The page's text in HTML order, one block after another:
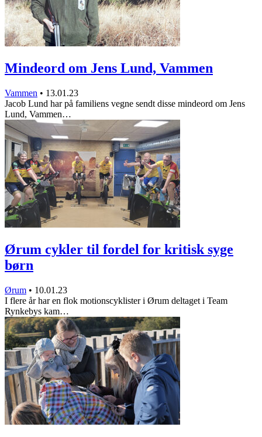
Mindeord om Jens Lund, Vammen
Vammen • 13.01.23
Jacob Lund har på familiens vegne sendt disse mindeord om Jens
Lund, Vammen…
Ørum cykler til fordel for kritisk syge
børn
Ørum • 10.01.23
I flere år har en flok motionscyklister i Ørum deltaget i Team
Rynkebys kam…